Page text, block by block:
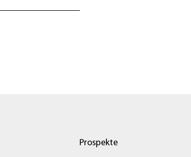
Prospekte